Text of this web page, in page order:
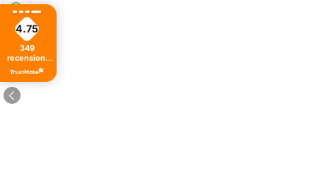
4.75
349
recensioni
di tutti i